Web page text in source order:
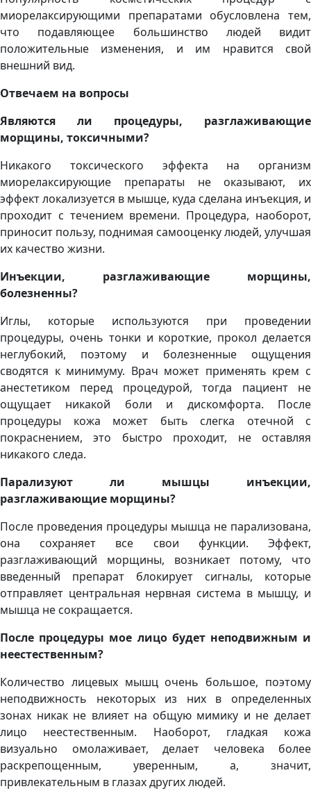
миорелаксирующими препаратами обусловлена тем,
что подавляющее большинство людей видит
положительные изменения, и им нравится свой
внешний вид.
Отвечаем на вопросы
Являются ли процедуры, разглаживающие
морщины, токсичными?
Никакого токсического эффекта на организм
миорелаксирующие препараты не оказывают, их
эффект локализуется в мышце, куда сделана инъекция, и
проходит с течением времени. Процедура, наоборот,
приносит пользу, поднимая самооценку людей, улучшая
их качество жизни.
Инъекции, разглаживающие морщины,
болезненны?
Иглы, которые используются при проведении
процедуры, очень тонки и короткие, прокол делается
неглубокий, поэтому и болезненные ощущения
сводятся к минимуму. Врач может применять крем с
анестетиком перед процедурой, тогда пациент не
ощущает никакой боли и дискомфорта. После
процедуры кожа может быть слегка отечной с
покраснением, это быстро проходит, не оставляя
никакого следа.
Парализуют ли мышцы инъекции,
разглаживающие морщины?
После проведения процедуры мышца не парализована,
она сохраняет все свои функции. Эффект,
разглаживающий морщины, возникает потому, что
введенный препарат блокирует сигналы, которые
отправляет центральная нервная система в мышцу, и
мышца не сокращается.
После процедуры мое лицо будет неподвижным и
неестественным?
Количество лицевых мышц очень большое, поэтому
неподвижность некоторых из них в определенных
зонах никак не влияет на общую мимику и не делает
лицо неестественным. Наоборот, гладкая кожа
визуально омолаживает, делает человека более
раскрепощенным, уверенным, а, значит,
привлекательным в глазах других людей.